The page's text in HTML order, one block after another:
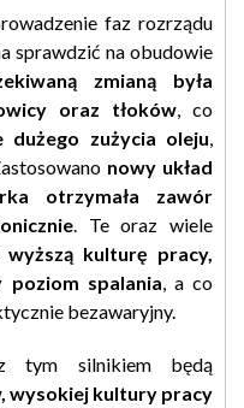
faz rozrządu
sprawdzić na obudowie
zmianą była
oraz tłoków, co
dużego zużycia oleju,
nowy układ
otrzymała zawór
. Te oraz wiele
wyższą kulturę pracy,
poziom spalania, a co
bezawaryjny.
z tym silnikiem będą
wysokiej kultury pracy